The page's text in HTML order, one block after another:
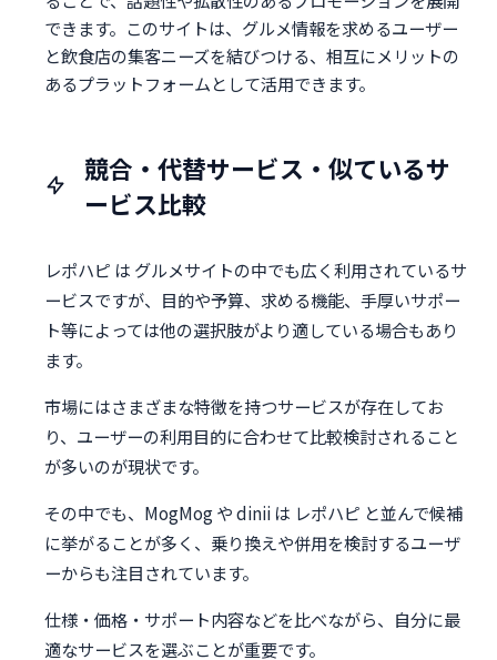
できます。このサイトは、グルメ情報を求めるユーザー
と飲食店の集客ニーズを結びつける、相互にメリットの
あるプラットフォームとして活用できます。
競合・代替サービス・似ているサ
ービス比較
レポハピ は グルメサイトの中でも広く利用されているサ
ービスですが、目的や予算、求める機能、手厚いサポー
ト等によっては他の選択肢がより適している場合もあり
ます。
市場にはさまざまな特徴を持つサービスが存在してお
り、ユーザーの利用目的に合わせて比較検討されること
が多いのが現状です。
その中でも、MogMog や dinii は レポハピ と並んで候補
に挙がることが多く、乗り換えや併用を検討するユーザ
ーからも注目されています。
仕様・価格・サポート内容などを比べながら、自分に最
適なサービスを選ぶことが重要です。